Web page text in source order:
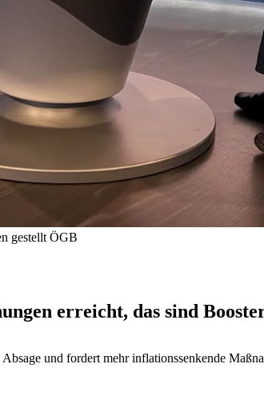
gestellt ÖGB
erreicht, das sind
und fordert mehr inflationssenkende